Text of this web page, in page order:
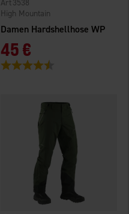
Damen Hardshellhose WP
High Mountain
3538
45 €
Bewertung: